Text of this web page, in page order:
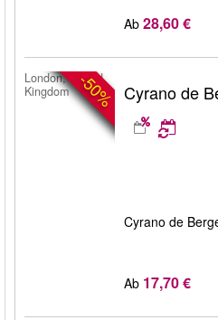
Ab 28,60 €
-50%
London, United
Kingdom
Cyrano de
Cyrano de
Ab 17,70 €